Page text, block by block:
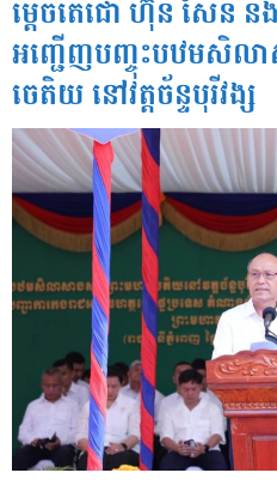
ម្តេចតេជោ ហ៊ុន សែន និង
អញ្ជើញបញ្ចុះបឋមសិល
ចេតិយ នៅវត្តច័ន្ទបុរីវង្ស